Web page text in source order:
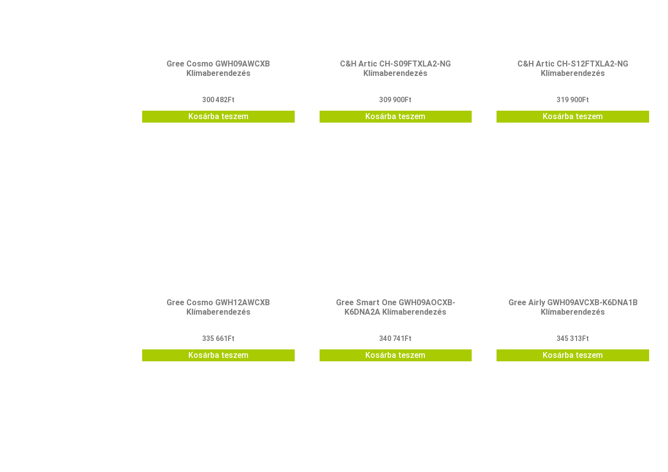
Gree Cosmo GWH09AWCXB
Klímaberendezés
300 482Ft
Kosárba teszem
C&H Artic CH-S09FTXLA2-NG
Klímaberendezés
309 900Ft
Kosárba teszem
C&H Artic CH-S12FTXLA2-NG
Klímaberendezés
319 900Ft
Kosárba teszem
Gree Cosmo GWH12AWCXB
Klímaberendezés
335 661 Ft
Kosárba teszem
Gree Smart One GWH09AOCXB-
K6DNA2A Klímaberendezés
340 741 Ft
Kosárba teszem
Gree Airly GWH09AVCXB-K6DNA1B
Klímaberendezés
345 313 Ft
Kosárba teszem